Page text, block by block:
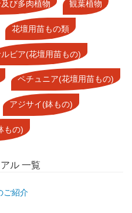
び多肉植物 観葉植物
花壇用苗もの類
ビア(花壇用苗もの)
ペチュニア(花壇用苗もの)
アジサイ(鉢もの)
もの)
ル 一覧
ご紹介